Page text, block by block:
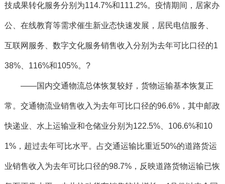
技成果转化服务分别为114.7%和111.2%。疫情期间，居家办
公、在线教育等需求催生新业态快速发展，居民电信服务、
互联网服务、数字文化服务销售收入分别为去年可比口径的1
38%、116%和105%。?
——国内交通物流总体恢复较好，货物运输基本恢复正
常。交通物流业销售收入为去年可比口径的96.6%，其中邮政
快递业、水上运输业和仓储业分别为122.5%、106.6%和10
1%，超过去年可比水平。占交通运输比重近50%的道路货运
业销售收入为去年可比口径的98.7%，反映道路货物运输已恢